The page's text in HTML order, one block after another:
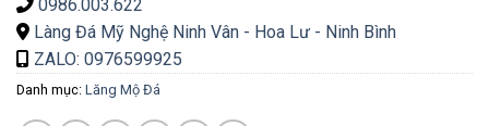
0986.003.622
Làng Đá Mỹ Nghệ Ninh Vân - Hoa Lư - Ninh Bình
ZALO: 0976599925
Danh mục: Lăng Mộ Đá